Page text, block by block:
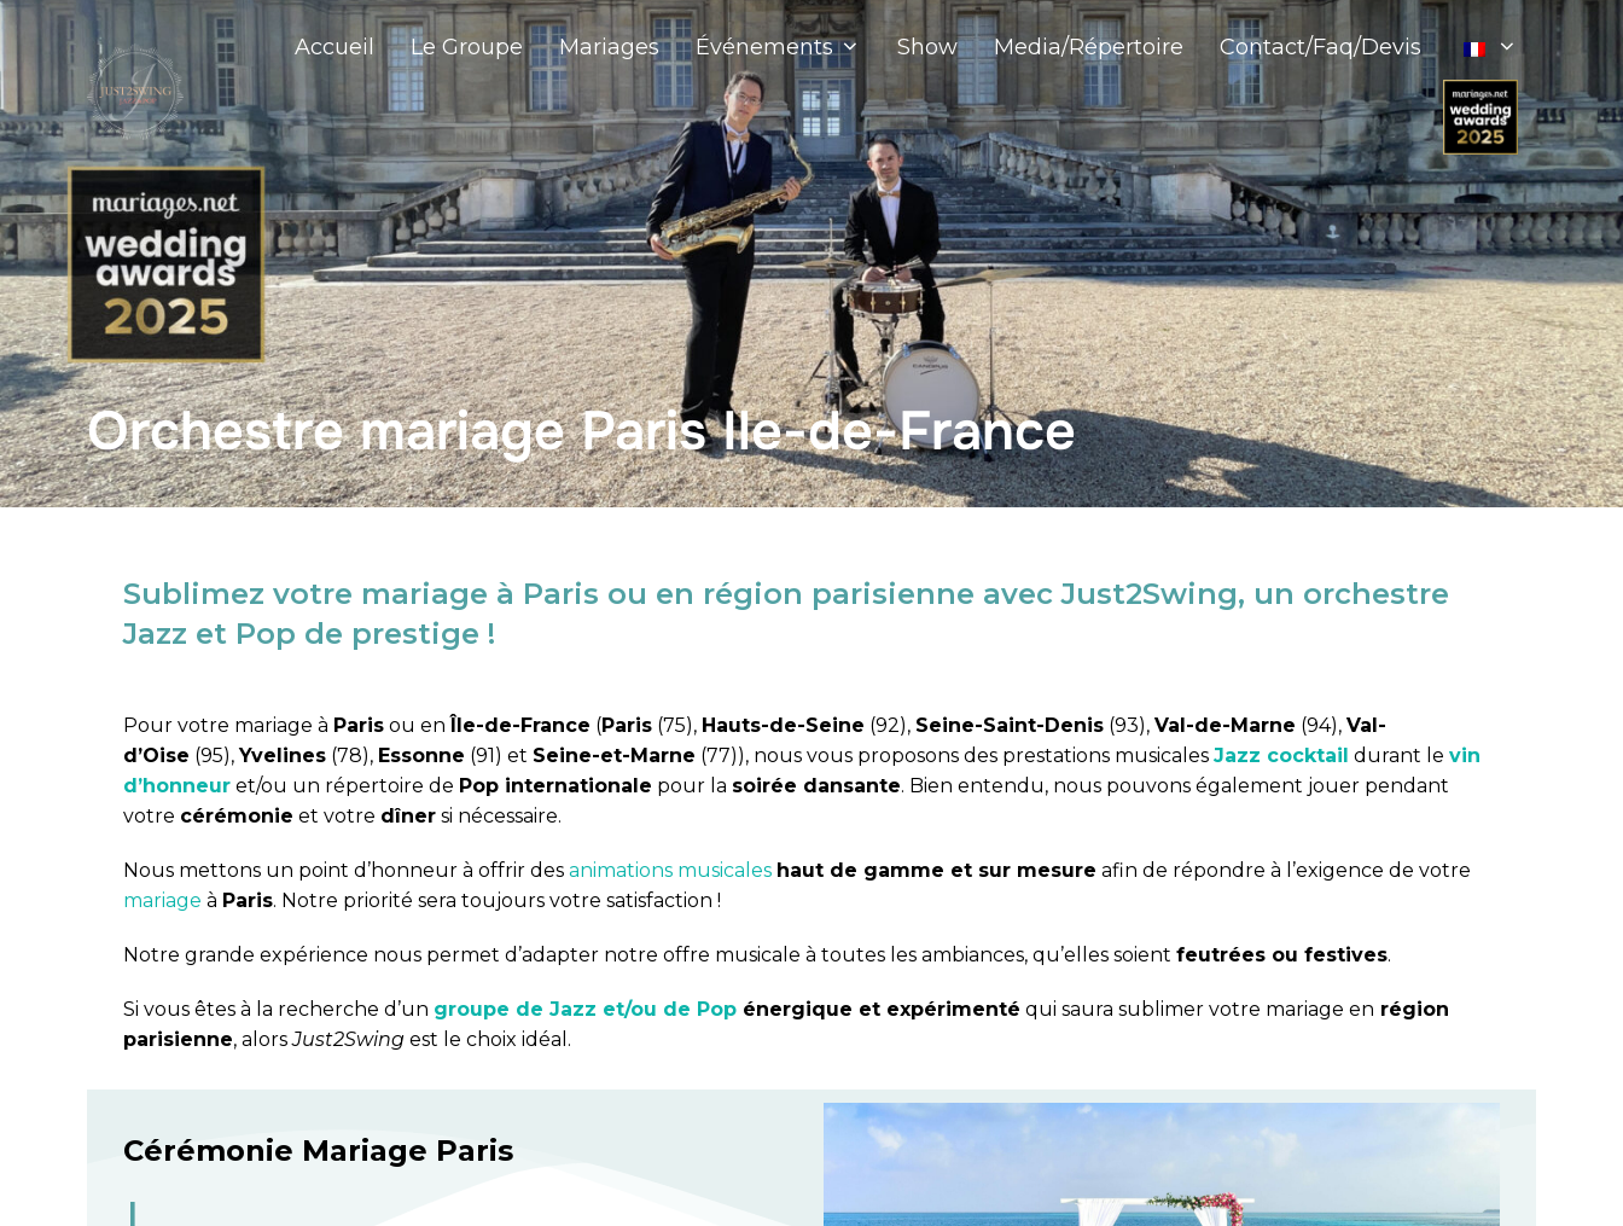
Accueil Le Groupe Mariages Événements Show Media/Répertoire Contact/Faq/Devis
Orchestre mariage Paris Ile-de-France
Sublimez votre mariage à Paris ou en région parisienne avecJust2Swing, un orchestre
Jazz et Pop de prestige !
Pour votre mariage à Paris ou enÎle-de-France (Paris (75), Hauts-de-Seine (92), Seine-Saint-Denis (93), Val-de-Marne (94), Val-
d’Oise (95),Yvelines (78), Essonne (91) et Seine-et-Marne (77)), nous vous proposons des prestations musicales Jazz cocktail durant le vin
d’honneur et/ou un répertoire de Pop internationale pour la soirée dansante. Bien entendu, nous pouvons également jouer pendant
votre cérémonie et votre dîner si nécessaire.
Nous mettons un point d’honneur à offrir des animations musicales haut de gamme et sur mesure afin de répondre à l’exigence de votre
mariage à Paris. Notre priorité sera toujours votre satisfaction !
Notre grande expérience nous permet d’adapter notre offre musicale à toutes les ambiances, qu’elles soient feutrées ou festives.
Si vous êtes à la recherche d’un groupe de Jazz et/ou de Pop énergique et expérimenté qui saura sublimer votre mariage en région
parisienne, alorsJust2Swing est le choix idéal.
Cérémonie Mariage Paris